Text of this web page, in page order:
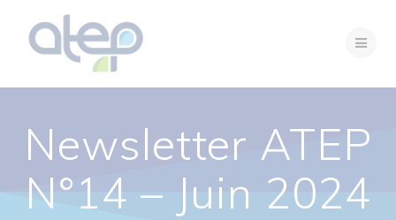
Newsletter ATEP
N°14 – Juin 2024